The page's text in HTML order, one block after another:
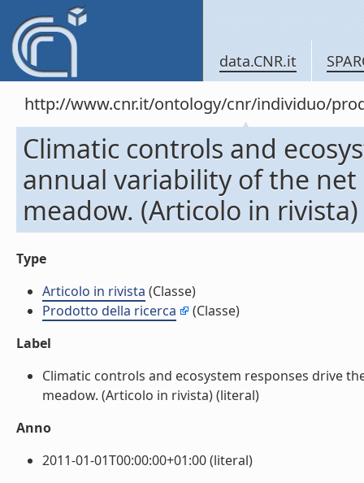
data.CNR.it
http://www.cnr.it/ontology/cnr/individuo/
Climatic controls and
annual variability of the
meadow. (Articolo in rivista)
Type
Articolo in rivista (Classe)
Prodotto della ricerca
(Classe)
Label
Climatic controls and ecosystem responses drive
meadow. (Articolo in rivista) (literal)
Anno
2011-01-01T00:00:00+01:00 (literal)